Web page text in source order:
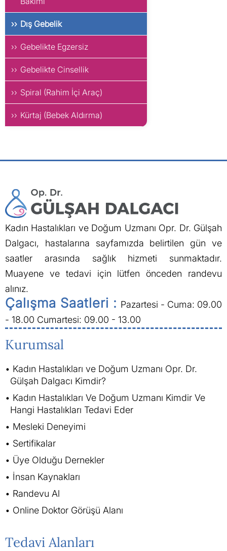
Dış Gebelik
Gebelikte Egzersiz
Gebelikte Cinsellik
Spiral (Rahim İçi Araç)
Kürtaj (Bebek Aldırma)
Kadın Hastalıkları ve Doğum Uzmanı Opr. Dr. Gülşah
Dalgacı, hastalarına sayfamızda belirtilen gün ve
saatler arasında sağlık hizmeti sunmaktadır.
Muayene ve tedavi için lütfen önceden randevu
alınız.
Çalışma Saatleri : Pazartesi - Cuma: 09.00
- 18.00 Cumartesi: 09.00 - 13.00
Kurumsal
Kadın Hastalıkları ve Doğum Uzmanı Opr. Dr.
Gülşah Dalgacı Kimdir?
Kadın Hastalıkları Ve Doğum Uzmanı Kimdir Ve
Hangi Hastalıkları Tedavi Eder
Mesleki Deneyimi
Sertifikalar
Üye Olduğu Dernekler
İnsan Kaynakları
Randevu Al
Online Doktor Görüşü Alanı
Tedavi Alanları